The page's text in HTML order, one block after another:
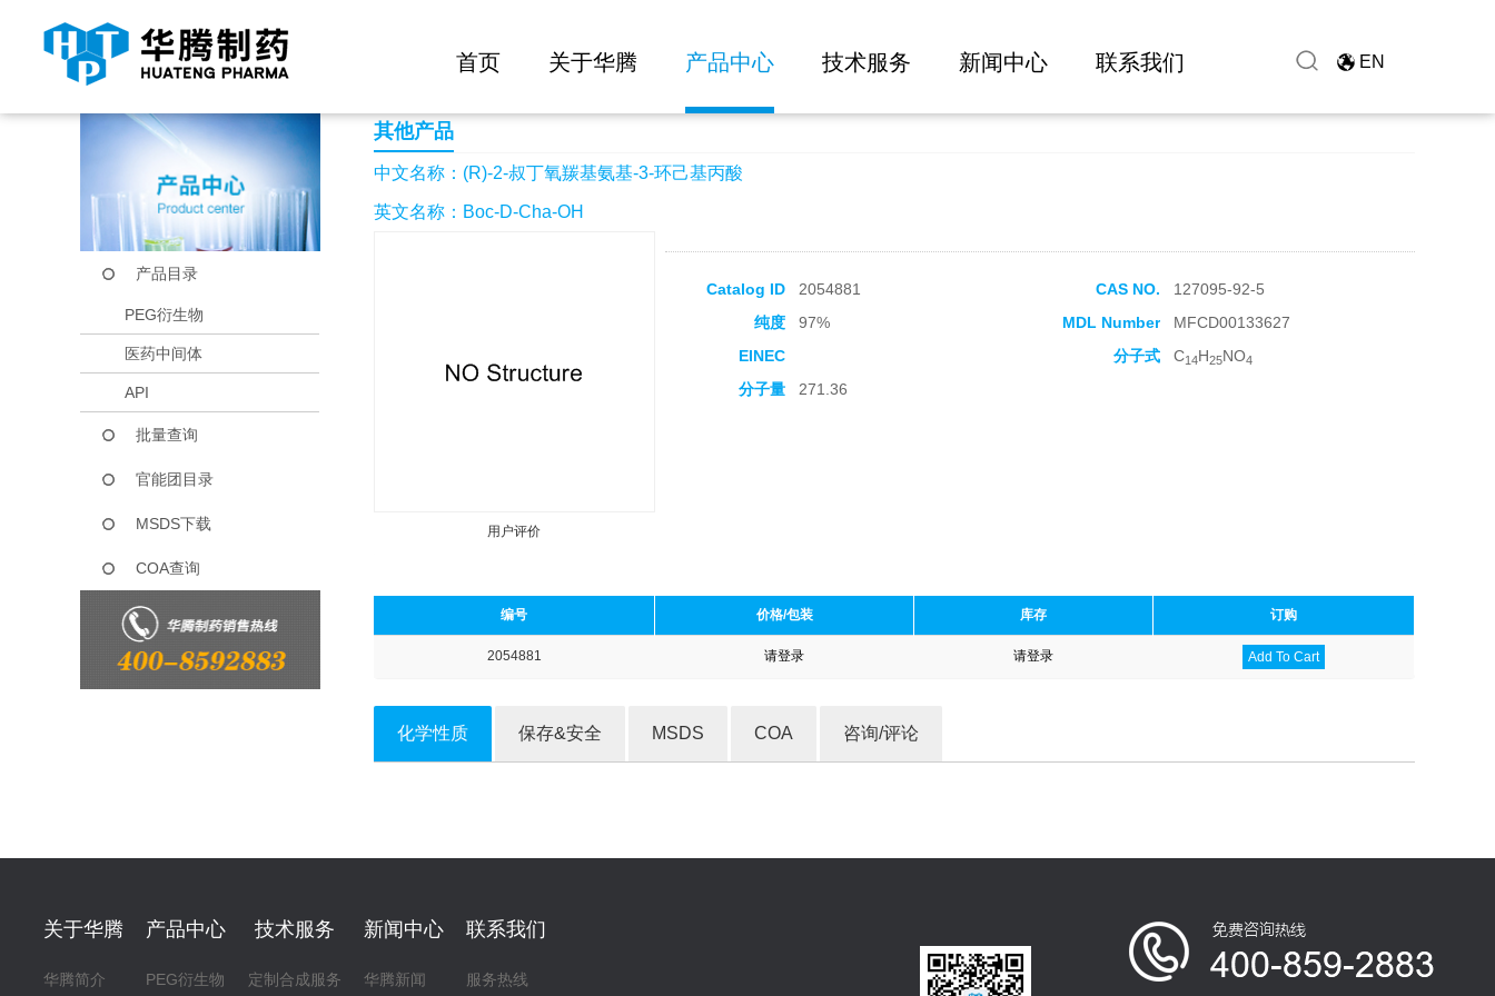
首页 关于华腾 产品中心 技术服务 新闻中心 联系我们 EN
当前位置： 首页 产品中心 (R)-2-叔丁氧羰基氨基-3-环己基丙酸
产品目录
PEG衍生物
医药中间体
API
批量查询
官能团目录
MSDS下载
COA查询
其他产品
中文名称：(R)-2-叔丁氧羰基氨基-3-环己基丙酸
英文名称：Boc-D-Cha-OH
用户评价
Catalog ID 2054881 CAS NO.
127095-92-5
纯度
97% MDL Number
MFCD00133627
EINEC
分子式 C14H25NO4
分子量 271.36
编号 价格/包装 库存 订购
2054881 请登录 请登录 Add To Cart
化学性质 保存&安全 MSDS COA 咨询/评论
关于华腾
华腾简介
产品中心
PEG衍生物
技术服务
定制合成服务
新闻中心
华腾新闻
联系我们
服务热线